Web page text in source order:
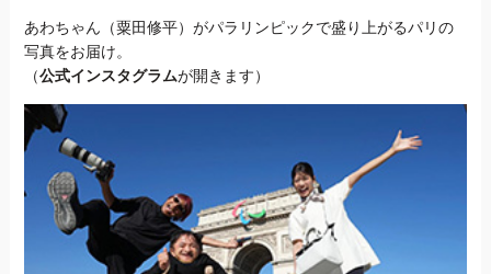
あわちゃん（粟田修平）がパラリンピックで盛り上がるパリの
写真をお届け。
（公式インスタグラムが開きます）